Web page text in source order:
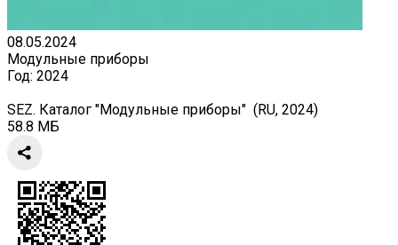
08.05.2024
Модульные приборы
Год: 2024
SEZ. Каталог "Модульные приборы" (RU, 2024)
58.8 МБ